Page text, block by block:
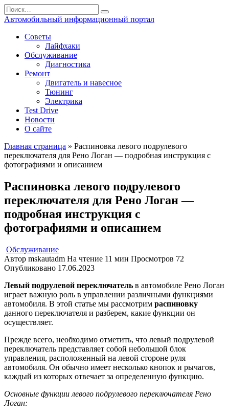
Перейти
к
Search
for:
Автомобильный информационный портал
Советы
Лайфхаки
Обслуживание
Диагностика
Ремонт
Двигатель и навесное
Тюнинг
Электрика
Test Drive
Новости
О сайте
Главная страница » Распиновка левого подрулевого
переключателя для Рено Логан — подробная инструкция с
фотографиями и описанием
Распиновка левого подрулевого
переключателя для Рено Логан —
подробная инструкция с
фотографиями и описанием
Обслуживание
Автор mskautadm На чтение 11 мин Просмотров 72
Опубликовано 17.06.2023
Левый подрулевой переключатель в автомобиле Рено Логан
играет важную роль в управлении различными функциями
автомобиля. В этой статье мы рассмотрим распиновку
данного переключателя и разберем, какие функции он
осуществляет.
Прежде всего, необходимо отметить, что левый подрулевой
переключатель представляет собой небольшой блок
управления, расположенный на левой стороне руля
автомобиля. Он обычно имеет несколько кнопок и рычагов,
каждый из которых отвечает за определенную функцию.
Основные функции левого подрулевого переключателя Рено
Логан: